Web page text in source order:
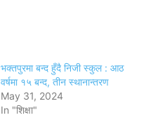
भक्तपुरमा बन्द हुँदै निजी स्कुल : आठ
वर्षमा १५ बन्द, तीन स्थानान्तरण
May 31, 2024
In "शिक्षा"